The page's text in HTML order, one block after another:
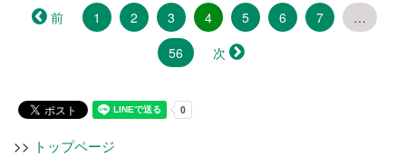
前 1 2 3 4（こ
の
ペ
5 6 7
…
56
次
>> トップページ